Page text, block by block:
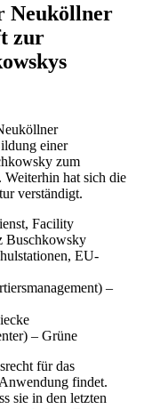
Neuköllner
zur
einer
zum
hat sich die
verständigt.
Facility
Buschkowsky
EU-
–
– Grüne
für das
findet.
sie in den letzten